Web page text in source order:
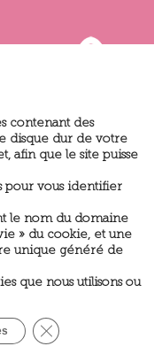
contenant des
disque dur de votre
afin que le site puisse
pour vous identifier
le nom du domaine
» du cookie, et une
unique généré de
que nous utilisons ou
Fermer la